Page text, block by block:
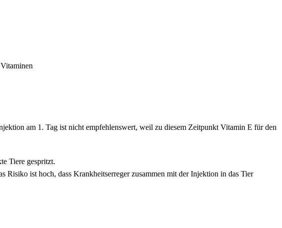
am 1. Tag ist nicht empfehlenswert, weil zu diesem Zeitpunkt Vitamin E für den
Tiere gespritzt.
ist hoch, dass Krankheitserreger zusammen mit der Injektion in das Tier